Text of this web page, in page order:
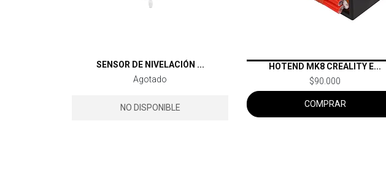
SENSOR DE NIVELACIÓN ...
Agotado
NO DISPONIBLE
HOTEND MK8 CREALITY E...
$90.000
COMPRAR